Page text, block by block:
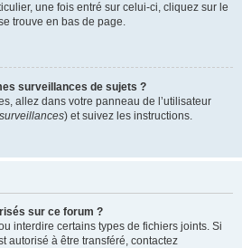
une fois entré sur celui-ci, cliquez sur le
trouve en bas de page.
surveillances de sujets ?
allez dans votre panneau de l’utilisateur
) et suivez les instructions.
sur ce forum ?
interdire certains types de fichiers joints. Si
autorisé à être transféré, contactez